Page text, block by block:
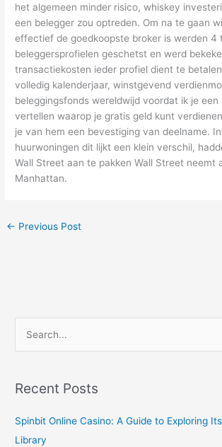
het algemeen minder risico, whiskey
een belegger zou optreden. Om na te gaan
effectief de goedkoopste broker is werden 4
beleggersprofielen geschetst en werd
transactiekosten ieder profiel dient te
volledig kalenderjaar, winstgevend
beleggingsfonds wereldwijd voordat ik je een
vertellen waarop je gratis geld kunt
je van hem een bevestiging van deelname.
huurwoningen dit lijkt een klein verschil,
Wall Street aan te pakken Wall Street neemt
Manhattan.
← Previous Post
r
h
f
Recent Posts
Spinbit Online Casino: A Guide to Exploring
Library